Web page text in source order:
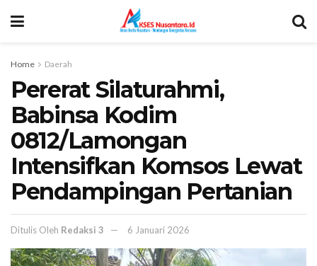
Home Daerah
​Pererat Silaturahmi,
Babinsa Kodim
0812/Lamongan
Intensifkan Komsos Lewat
Pendampingan Pertanian
Ditulis Oleh Redaksi 3 6 Januari 2026